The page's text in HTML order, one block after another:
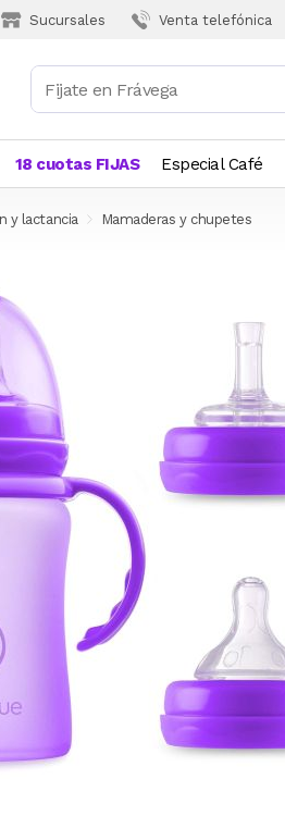
Sucursales Venta telefónica
18 cuotas FIJAS Especial Café
y lactancia Mamaderas y chupetes